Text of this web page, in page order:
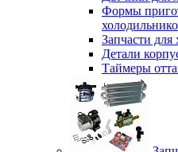
Формы
Запчасти для
Детали
Таймеры